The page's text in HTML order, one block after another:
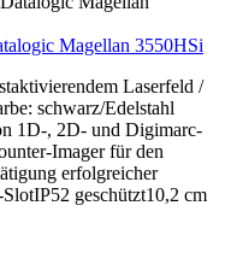
Magellan 3550HSi
Laserfeld /
schwarz/Edelstahl
1D-, 2D- und Digimarc-
Imager für den
erfolgreicher
geschützt10,2 cm